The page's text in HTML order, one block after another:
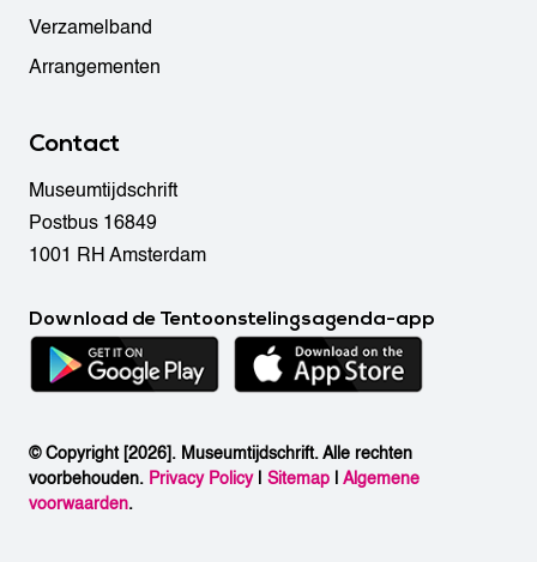
Verzamelband
Arrangementen
Contact
Museumtijdschrift
Postbus 16849
1001 RH Amsterdam
Download de Tentoonstelingsagenda-app
© Copyright [2026]. Museumtijdschrift. Alle rechten
voorbehouden. Privacy Policy| Sitemap |Algemene
voorwaarden.